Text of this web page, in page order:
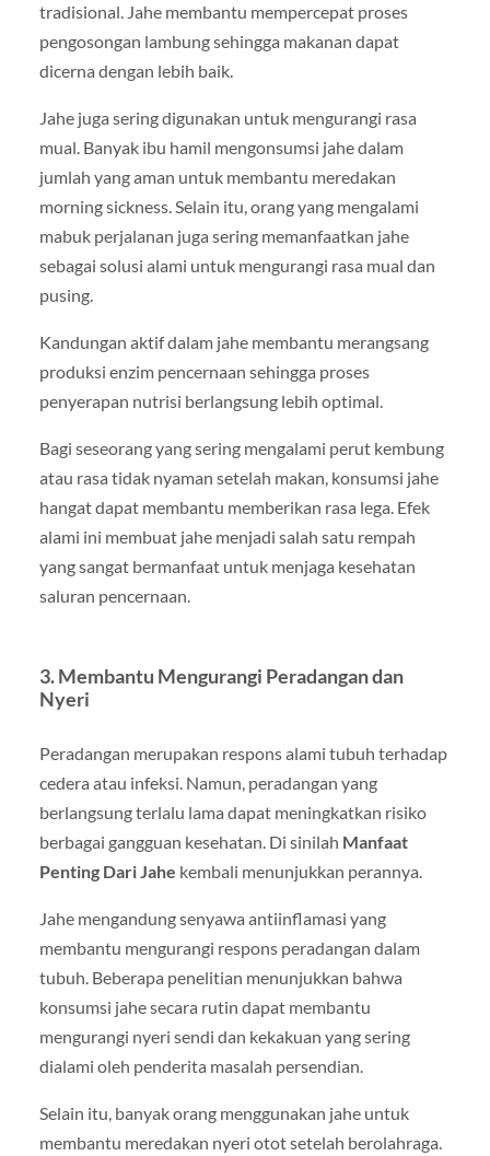
tradisional. Jahe membantu mempercepat proses
pengosongan lambung sehingga makanan dapat
dicerna dengan lebih baik.
Jahe juga sering digunakan untuk mengurangi rasa
mual. Banyak ibu hamil mengonsumsi jahe dalam
jumlah yang aman untuk membantu meredakan
morning sickness. Selain itu, orang yang mengalami
mabuk perjalanan juga sering memanfaatkan jahe
sebagai solusi alami untuk mengurangi rasa mual dan
pusing.
Kandungan aktif dalam jahe membantu merangsang
produksi enzim pencernaan sehingga proses
penyerapan nutrisi berlangsung lebih optimal.
Bagi seseorang yang sering mengalami perut kembung
atau rasa tidak nyaman setelah makan, konsumsi jahe
hangat dapat membantu memberikan rasa lega. Efek
alami ini membuat jahe menjadi salah satu rempah
yang sangat bermanfaat untuk menjaga kesehatan
saluran pencernaan.
3. Membantu Mengurangi Peradangan dan
Nyeri
Peradangan merupakan respons alami tubuh terhadap
cedera atau infeksi. Namun, peradangan yang
berlangsung terlalu lama dapat meningkatkan risiko
berbagai gangguan kesehatan. Di sinilah Manfaat
Penting Dari Jahe kembali menunjukkan perannya.
Jahe mengandung senyawa antiinflamasi yang
membantu mengurangi respons peradangan dalam
tubuh. Beberapa penelitian menunjukkan bahwa
konsumsi jahe secara rutin dapat membantu
mengurangi nyeri sendi dan kekakuan yang sering
dialami oleh penderita masalah persendian.
Selain itu, banyak orang menggunakan jahe untuk
membantu meredakan nyeri otot setelah berolahraga.